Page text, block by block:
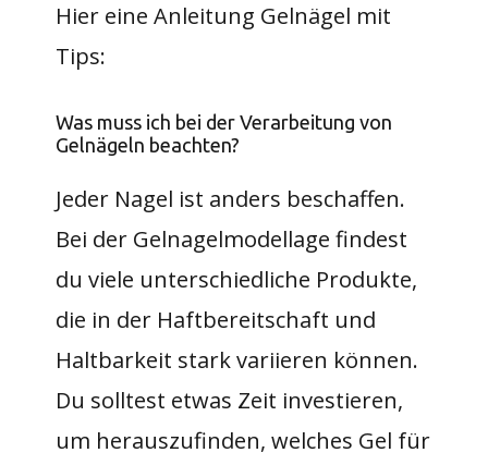
Hier eine Anleitung Gelnägel​ mit
Tips:
Was muss ich bei der Verarbeitung von
Gelnägeln beachten?
Jeder Nagel ist anders beschaffen.
Bei der Gelnagelmodellage findest
du viele unterschiedliche Produkte,
die in der Haftbereitschaft und
Haltbarkeit stark variieren können.
Du solltest etwas Zeit investieren,
um herauszufinden, welches Gel für